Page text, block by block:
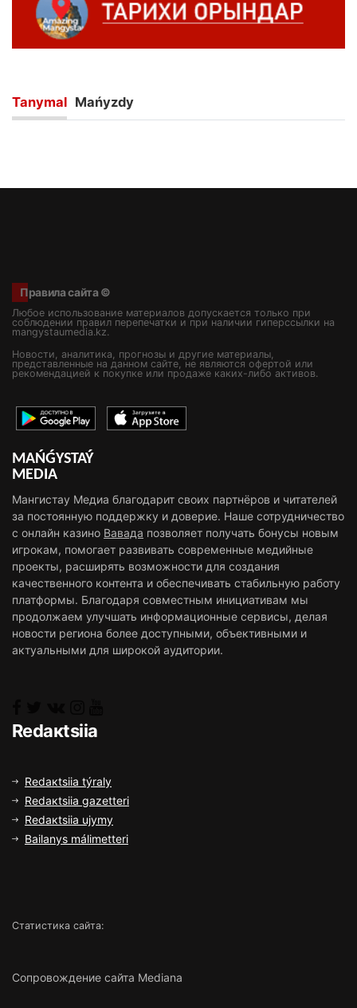
Таnymаl Маńyzdy
Правила сайта ©
Любое использование материалов допускается только при
соблюдении правил перепечатки и при наличии гиперссылки на
mangystaumedia.kz.
Новости, аналитика, прогнозы и другие материалы,
представленные на данном сайте, не являются офертой или
рекомендацией к покупке или продаже каких-либо активов.
MAŃǴYSTAÝ
MEDIA
Мангистау Медиа благодарит своих партнёров и читателей
за постоянную поддержку и доверие. Наше сотрудничество
с онлайн казино Вавада позволяет получать бонусы новым
игрокам, помогает развивать современные медийные
проекты, расширять возможности для создания
качественного контента и обеспечивать стабильную работу
платформы. Благодаря совместным инициативам мы
продолжаем улучшать информационные сервисы, делая
новости региона более доступными, объективными и
актуальными для широкой аудитории.
Rеdакtsiia
Rеdакtsiia týrаly
Rеdакtsiia gаzеttеrі
Rеdакtsiia ujymy
Bаilаnys málіmеttеrі
Статистика сайта:
Сопровождение сайта Mediana